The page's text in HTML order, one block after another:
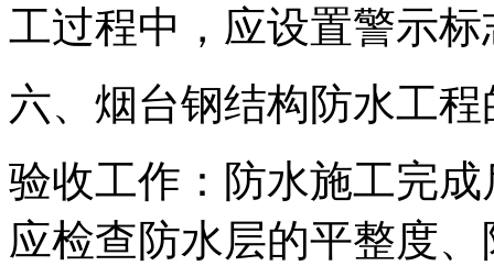
工过程中，应设置警示
六、烟台钢结构防水工
验收工作：防水施工完
应检查防水层的平整度